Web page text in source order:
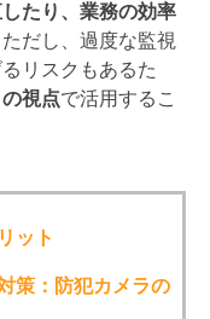
たり、業務の効率
だし、過度な監視
リスクもあるた
視点で活用するこ
ット
策：防犯カメラの